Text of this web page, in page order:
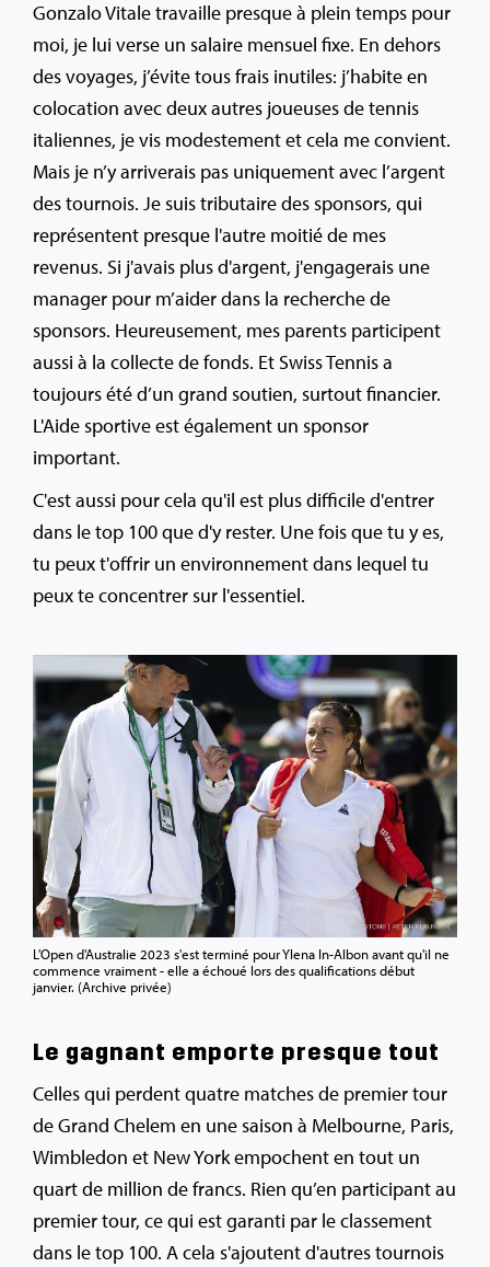
Gonzalo Vitale travaille presque à plein temps pour
moi, je lui verse un salaire mensuel fixe. En dehors
des voyages, j’évite tous frais inutiles: j’habite en
colocation avec deux autres joueuses de tennis
italiennes, je vis modestement et cela me convient.
Mais je n’y arriverais pas uniquement avec l’argent
des tournois. Je suis tributaire des sponsors, qui
représentent presque l'autre moitié de mes
revenus. Si j'avais plus d'argent, j'engagerais une
manager pour m’aider dans la recherche de
sponsors. Heureusement, mes parents participent
aussi à la collecte de fonds. Et Swiss Tennis a
toujours été d’un grand soutien, surtout financier.
L'Aide sportive est également un sponsor
important.
C'est aussi pour cela qu'il est plus difficile d'entrer
dans le top 100 que d'y rester. Une fois que tu y es,
tu peux t'offrir un environnement dans lequel tu
peux te concentrer sur l'essentiel.
L'Open d'Australie 2023 s'est terminé pour Ylena In-Albon avant qu'il ne
commence vraiment - elle a échoué lors des qualifications début
janvier. (Archive privée)
Le gagnant emporte presque tout
Celles qui perdent quatre matches de premier tour
de Grand Chelem en une saison à Melbourne, Paris,
Wimbledon et New York empochent en tout un
quart de million de francs. Rien qu’en participant au
premier tour, ce qui est garanti par le classement
dans le top 100. A cela s'ajoutent d'autres tournois